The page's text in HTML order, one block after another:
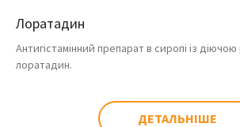
Лоратадин
Антигістамінний препарат в сиропі із
лоратадин.
ДЕТАЛЬНІШЕ